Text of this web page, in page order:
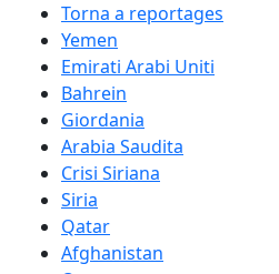
Torna a reportages
Yemen
Emirati Arabi Uniti
Bahrein
Giordania
Arabia Saudita
Crisi Siriana
Siria
Qatar
Afghanistan